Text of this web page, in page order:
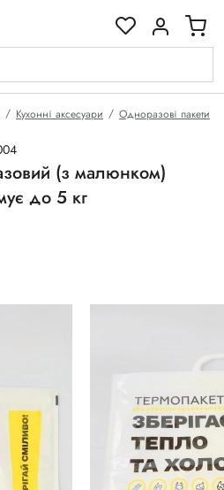
Кухонні аксесуари Одноразові пакети
(з малюнком)
до 5 кг